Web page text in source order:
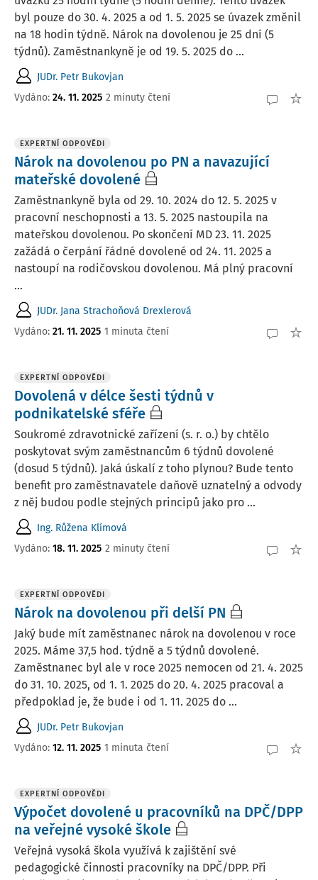
byl pouze do 30. 4. 2025 a od 1. 5. 2025 se úvazek změnil
na 18 hodin týdně. Nárok na dovolenou je 25 dní (5
týdnů). Zaměstnankyně je od 19. 5. 2025 do ...
JUDr. Petr Bukovjan
Vydáno: 24. 11. 2025 2 minuty čtení
EXPERTNÍ ODPOVĚDI
Nárok na dovolenou po PN a navazující
mateřské dovolené
Zaměstnankyně byla od 29. 10. 2024 do 12. 5. 2025 v
pracovní neschopnosti a 13. 5. 2025 nastoupila na
mateřskou dovolenou. Po skončení MD 23. 11. 2025
zažádá o čerpání řádné dovolené od 24. 11. 2025 a
nastoupí na rodičovskou dovolenou. Má plný pracovní
...
JUDr. Jana Strachoňová Drexlerová
Vydáno: 21. 11. 2025 1 minuta čtení
EXPERTNÍ ODPOVĚDI
Dovolená v délce šesti týdnů v
podnikatelské sféře
Soukromé zdravotnické zařízení (s. r. o.) by chtělo
poskytovat svým zaměstnancům 6 týdnů dovolené
(dosud 5 týdnů). Jaká úskalí z toho plynou? Bude tento
benefit pro zaměstnavatele daňově uznatelný a odvody
z něj budou podle stejných principů jako pro ...
Ing. Růžena Klímová
Vydáno: 18. 11. 2025 2 minuty čtení
EXPERTNÍ ODPOVĚDI
Nárok na dovolenou při delší PN
Jaký bude mít zaměstnanec nárok na dovolenou v roce
2025. Máme 37,5 hod. týdně a 5 týdnů dovolené.
Zaměstnanec byl ale v roce 2025 nemocen od 21. 4. 2025
do 31. 10. 2025, od 1. 1. 2025 do 20. 4. 2025 pracoval a
předpoklad je, že bude i od 1. 11. 2025 do ...
JUDr. Petr Bukovjan
Vydáno: 12. 11. 2025 1 minuta čtení
EXPERTNÍ ODPOVĚDI
Výpočet dovolené u pracovníků na DPČ/DPP
na veřejné vysoké škole
Veřejná vysoká škola využívá k zajištění své
pedagogické činnosti pracovníky na DPČ/DPP. Při